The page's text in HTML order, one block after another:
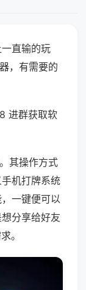
直输的玩
，有需要的
进群获取软
其操作方式
机打牌系统
一键便可以
分享给好友
。